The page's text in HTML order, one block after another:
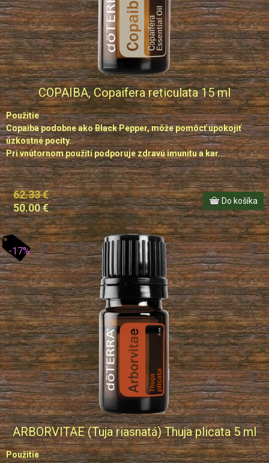
COPAIBA, Copaifera reticulata 15 ml
Použitie
Copaiba podobne ako Black Pepper, môže pomôcť upokojiť
úzkostné pocity.
Pri vnútornom použití podporuje zdravú imunitu a kar...
62.33 €
50.00 €
-17%
ARBORVITAE (Tuja riasnatá) Thuja plicata 5 ml
Použitie